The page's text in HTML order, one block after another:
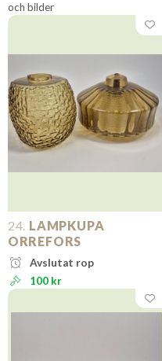
och bilder
24. LAMPKUPA
ORREFORS
Avslutat rop
100 kr